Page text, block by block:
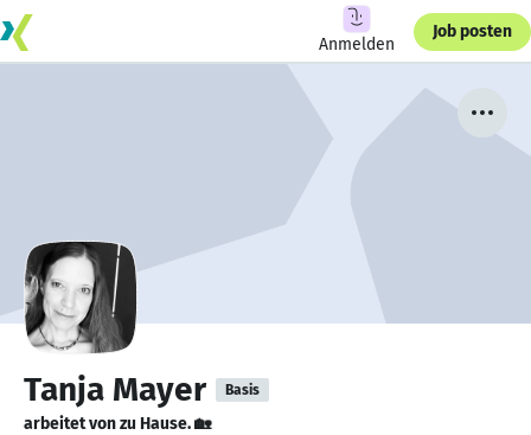
Anmelden
Job posten
Tanja Mayer Basis
arbeitet von zu Hause. 🏡